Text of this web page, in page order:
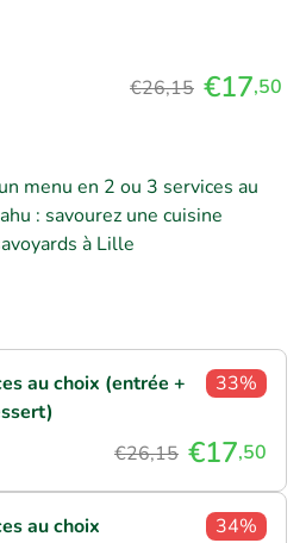
€26,15 €17,50
menu en 2 ou 3 services au
: savourez une cuisine
à Lille
au choix (entrée +
33%
€26,15 €17,50
au choix
34%